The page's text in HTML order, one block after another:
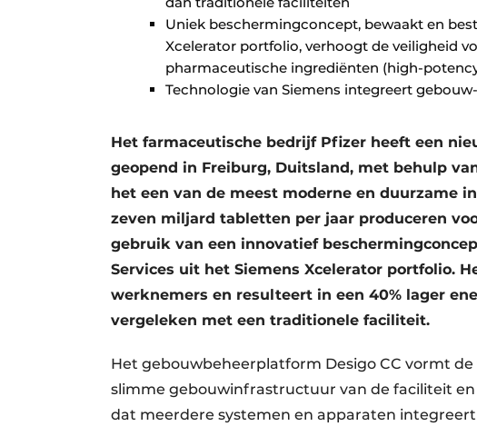
Uniek beschermingconcept, bewaakt en
Xcelerator portfolio, verhoogt de veiligheid
pharmaceutische ingrediënten (high-
Technologie van Siemens integreert
Het farmaceutische bedrijf Pfizer heeft een
geopend in Freiburg, Duitsland, met behulp
het een van de meest moderne en duurzame
zeven miljard tabletten per jaar produceren
gebruik van een innovatief
Services uit het Siemens Xcelerator portfolio.
werknemers en resulteert in een 40% lager
vergeleken met een traditionele faciliteit.
Het gebouwbeheerplatform Desigo CC vormt
slimme gebouwinfrastructuur van de faciliteit
dat meerdere systemen en apparaten